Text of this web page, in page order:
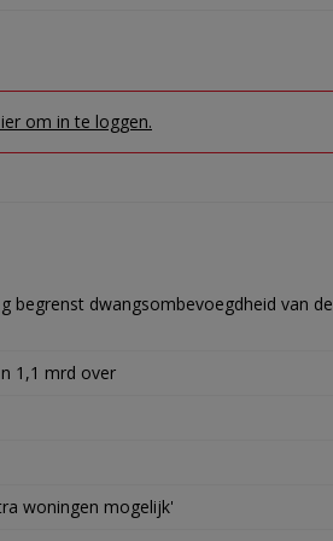
om in te loggen.
begrenst dwangsombevoegdheid van de
1,1 mrd over
woningen mogelijk'